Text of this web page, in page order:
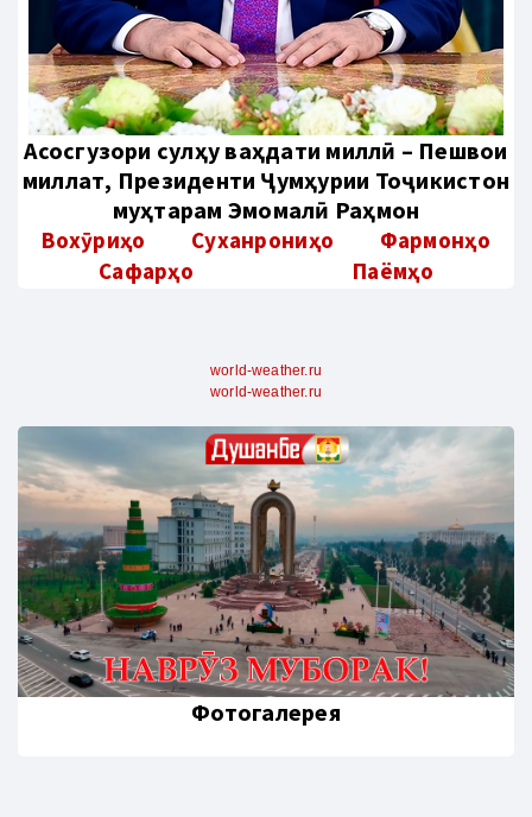
Aсосгузори сулҳу ваҳдати миллӣ – Пешвои
миллат, Президенти Ҷумҳурии Тоҷикистон
муҳтарам Эмомалӣ Раҳмон
Вохӯриҳо Суханрониҳо
Фармонҳо
Сафарҳо
Паёмҳо
world-weather.ru
world-weather.ru
Фотогалерея